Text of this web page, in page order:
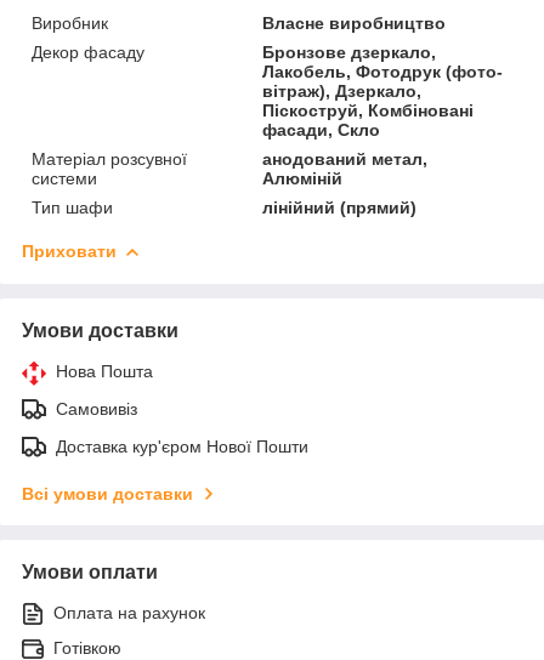
Виробник
Власне виробництво
Декор фасаду
Бронзове дзеркало,
Лакобель, Фотодрук (фото-
вітраж), Дзеркало,
Піскоструй, Комбіновані
фасади, Скло
Матеріал розсувної
системи
анодований метал,
Алюміній
Тип шафи
лінійний (прямий)
Приховати
Умови доставки
Нова Пошта
Самовивіз
Доставка кур'єром Нової Пошти
Всі умови доставки
Умови оплати
Оплата на рахунок
Готівкою